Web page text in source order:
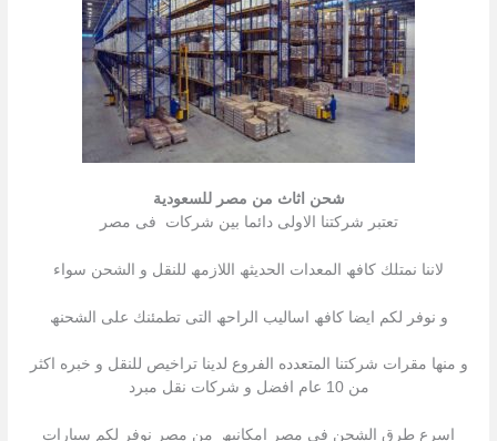
شحن اثاث من مصر للسعودية
تعتبر شركتنا الاولى دائما بین شركات فى مصر
لاننا نمتلك كافھ المعدات الحدیثھ اللازمھ للنقل و الشحن سواء
و نوفر لكم ایضا كافھ اسالیب الراحھ التى تطمئنك على الشحنھ
و منھا مقرات شركتنا المتعدده الفروع لدینا تراخیص للنقل و خبره اكثر
من 10 عام افضل و شركات نقل مبرد
اسرع طرق الشحن فى مصر امكانیھ من مصر نوفر لكم سیارات